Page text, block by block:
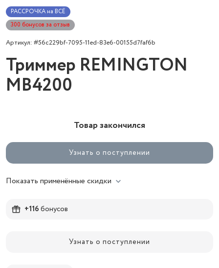
РАССРОЧКА на ВСЁ
300 бонусов за отзыв
Артикул: #56c229bf-7095-11ed-83e6-00155d7faf6b
Триммер REMINGTON
MB4200
Товар закончился
Узнать о поступлении
Показать применённые скидки
+116бонусов
Узнать о поступлении